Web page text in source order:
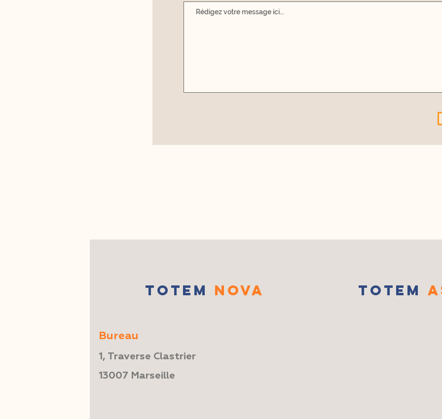
TOTEM NOVA
Bureau
1, Traverse Clastrier
13007 Marseille
TOTEM